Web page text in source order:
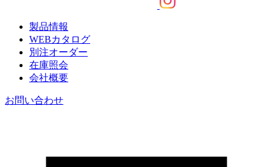
製品情報
WEBカタログ
別注オーダー
在庫照会
会社概要
お問い合わせ